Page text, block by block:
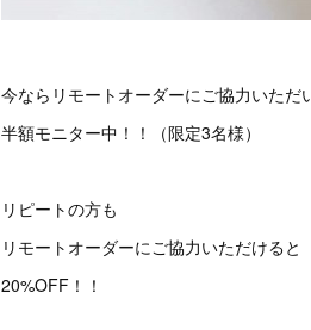
今ならリモートオーダーにご協力いただ
半額モニター中！！（限定3名様）
リピートの方も
リモートオーダーにご協力いただけると
20%OFF！！